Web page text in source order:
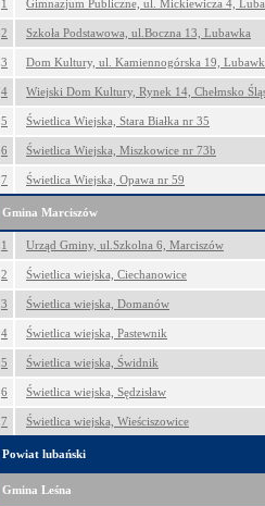
1 Gimnazjum Publiczne, ul. Mickiewicza 4,
2 Szkoła Podstawowa, ul.Boczna 13, Lubawka
3 Dom Kultury, ul. Kamiennogórska 19,
4 Wiejski Dom Kultury, Rynek 14, Chełmsko
5 Świetlica Wiejska, Stara Białka nr 35
6 Świetlica Wiejska, Miszkowice nr 73b
7 Świetlica Wiejska, Opawa nr 59
Gmina Marciszów
1 Urząd Gminy, ul.Szkolna 6, Marciszów
2 Świetlica wiejska, Ciechanowice
3 Świetlica wiejska, Domanów
4 Świetlica wiejska, Pastewnik
5 Świetlica wiejska, Świdnik
6 Świetlica wiejska, Sędzisław
7 Świetlica wiejska, Wieściszowice
Powiat lubański
Gmina Leśna